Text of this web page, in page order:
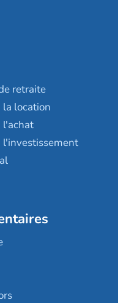
retraite
la location
l'achat
l'investissement